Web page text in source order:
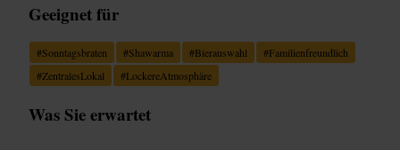
Geeignet für
#Sonntagsbraten #Shawarma #Bierauswahl #Familienfreundlich
#ZentralesLokal #LockereAtmosphäre
Was Sie erwartet